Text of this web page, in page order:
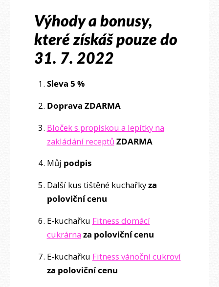
Výhody a bonusy,
které získáš pouze do
31. 7. 2022
Sleva 5 %
Doprava ZDARMA
Bloček s propiskou a lepítky na
zakládání receptů ZDARMA
Můj podpis
Další kus tištěné kuchařkyza
poloviční cenu
E-kuchařku Fitness domácí
cukrárna za poloviční cenu
E-kuchařku Fitness vánoční cukroví
za poloviční cenu